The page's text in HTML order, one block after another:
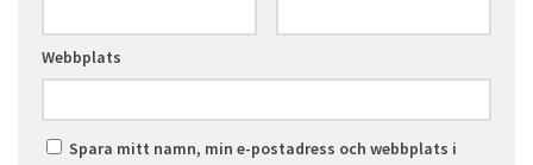
Webbplats
Spara mitt namn, min e-postadress och webbplats i